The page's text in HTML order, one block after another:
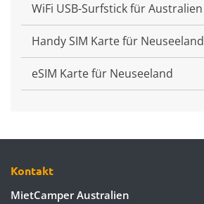
WiFi USB-Surfstick für Australien
Handy SIM Karte für Neuseeland
eSIM Karte für Neuseeland
Kontakt
MietCamper Australien